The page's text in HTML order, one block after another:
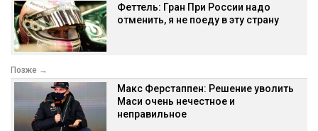
Феттель: Гран При России надо
отменить, я не поеду в эту страну
Позже →
Макс Ферстаппен: Решение уволить
Маси очень нечестное и
неправильное